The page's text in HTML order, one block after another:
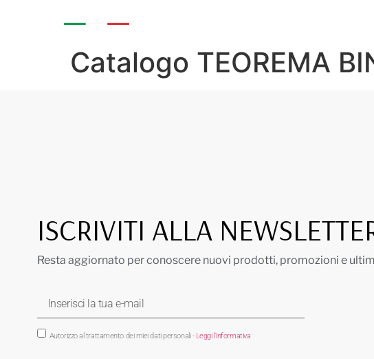
Catalogo TEOREMA
ISCRIVITI ALLA
Resta aggiornato per conoscere nuovi prodotti, promozioni e
Autorizzo al trattamento dei miei dati personali- Leggi l'informativa